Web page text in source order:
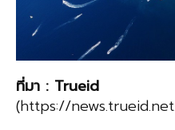
ที่มา : Trueid
(https://